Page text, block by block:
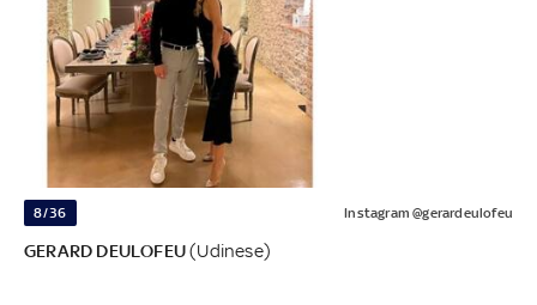
8/36 Instagram @gerardeulofeu
GERARD DEULOFEU(Udinese)